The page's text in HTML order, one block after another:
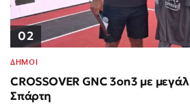
02
ΔΗΜΟΙ
CROSSOVER GNC 3on3 με
Σπάρτη